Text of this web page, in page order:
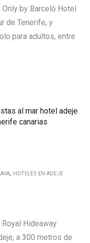
by Barceló Hotel
de Tenerife, y
para adultos, entre
, HOTELES EN ADEJE
Hideaway
a 300 metros de